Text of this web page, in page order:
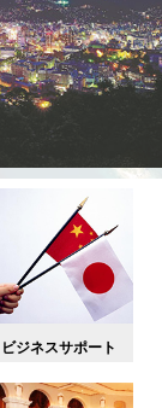
ビジネスサポート